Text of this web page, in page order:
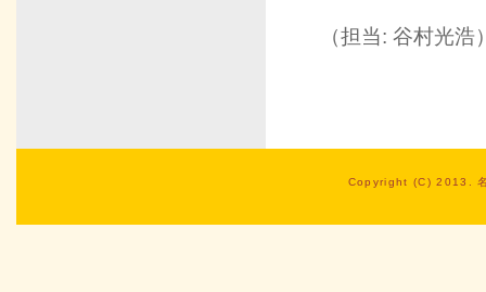
（担当: 谷村光浩
Copyright (C) 2013.